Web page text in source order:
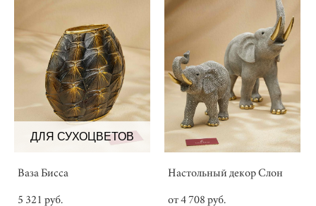
ДЛЯ СУХОЦВЕТОВ
Ваза Бисса
5 321 pуб.
Настольный декор Слон
от 4 708 pуб.